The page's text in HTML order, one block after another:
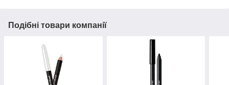
Подібні товари компанії